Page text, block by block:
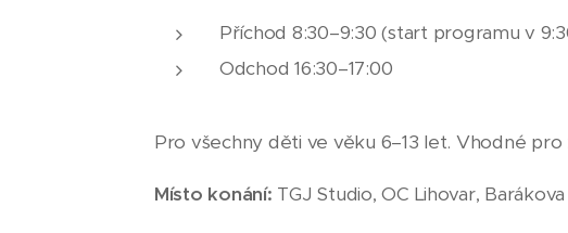
Příchod 8:30–9:30 (start programu v
Odchod 16:30–17:00
Pro všechny děti ve věku 6–13 let. Vhodné
Místo konání: TGJ Studio, OC Lihovar,